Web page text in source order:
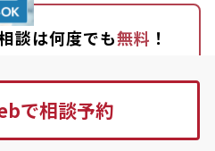
談は何度でも無料 ！
で相談予約